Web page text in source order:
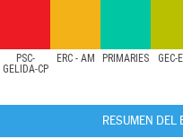
PSC-
GELIDA-CP
ERC - AM PRIMÀRIES GEC-
RESUMEN DEL